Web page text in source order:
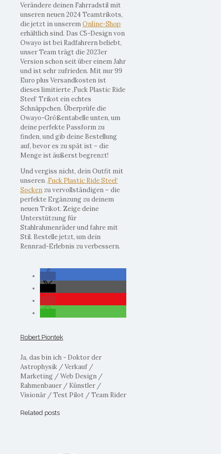
Verändere deinen Fahrradstil mit
unseren neuen 2024 Teamtrikots,
die jetzt in unseremOnline-Shop
erhältlich sind. Das C5-Design von
Owayo ist bei Radfahrern beliebt,
unser Team trägt die 2023er
Version schon seit über einem Jahr
und ist sehr zufrieden. Mit nur 99
Euro plus Versandkosten ist
dieses limitierte ‚Fuck Plastic Ride
Steel‘ Trikot ein echtes
Schnäppchen. Überprüfe die
Owayo-Größentabelle unten, um
deine perfekte Passform zu
finden, und gib deine Bestellung
auf, bevor es zu spät ist – die
Menge ist äußerst begrenzt!
Und vergiss nicht, dein Outfit mit
unseren‚Fuck Plastic Ride Steel‘
Socken zu vervollständigen – die
perfekte Ergänzung zu deinem
neuen Trikot. Zeige deine
Unterstützung für
Stahlrahmenräder und fahre mit
Stil. Bestelle jetzt, um dein
Rennrad-Erlebnis zu verbessern.
Robert Piontek
Ja, das bin ich - Doktor der
Astrophysik / Verkauf /
Marketing / Web Design /
Rahmenbauer / Künstler /
Visionär / Test Pilot / Team Rider
Related posts